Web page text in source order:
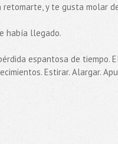
y te gusta molar
había llegado.
espantosa de tiempo.
Estirar. Alargar.